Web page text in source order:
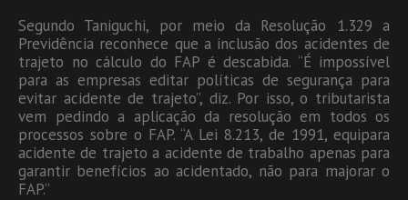
Segundo Taniguchi, por meio da Resolução 1.329 a
Previdência reconhece que a inclusão dos acidentes de
trajeto no cálculo do FAP é descabida. “É impossível
para as empresas editar políticas de segurança para
evitar acidente de trajeto”, diz. Por isso, o tributarista
vem pedindo a aplicação da resolução em todos os
processos sobre o FAP. “A Lei 8.213, de 1991, equipara
acidente de trajeto a acidente de trabalho apenas para
garantir benefícios ao acidentado, não para majorar o
FAP.”